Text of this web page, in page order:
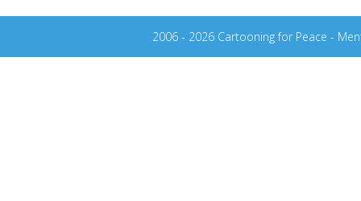
2006 - 2026 Cartooning for Peace -